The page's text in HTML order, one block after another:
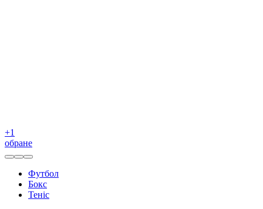
+1
обране
Футбол
Бокс
Теніс